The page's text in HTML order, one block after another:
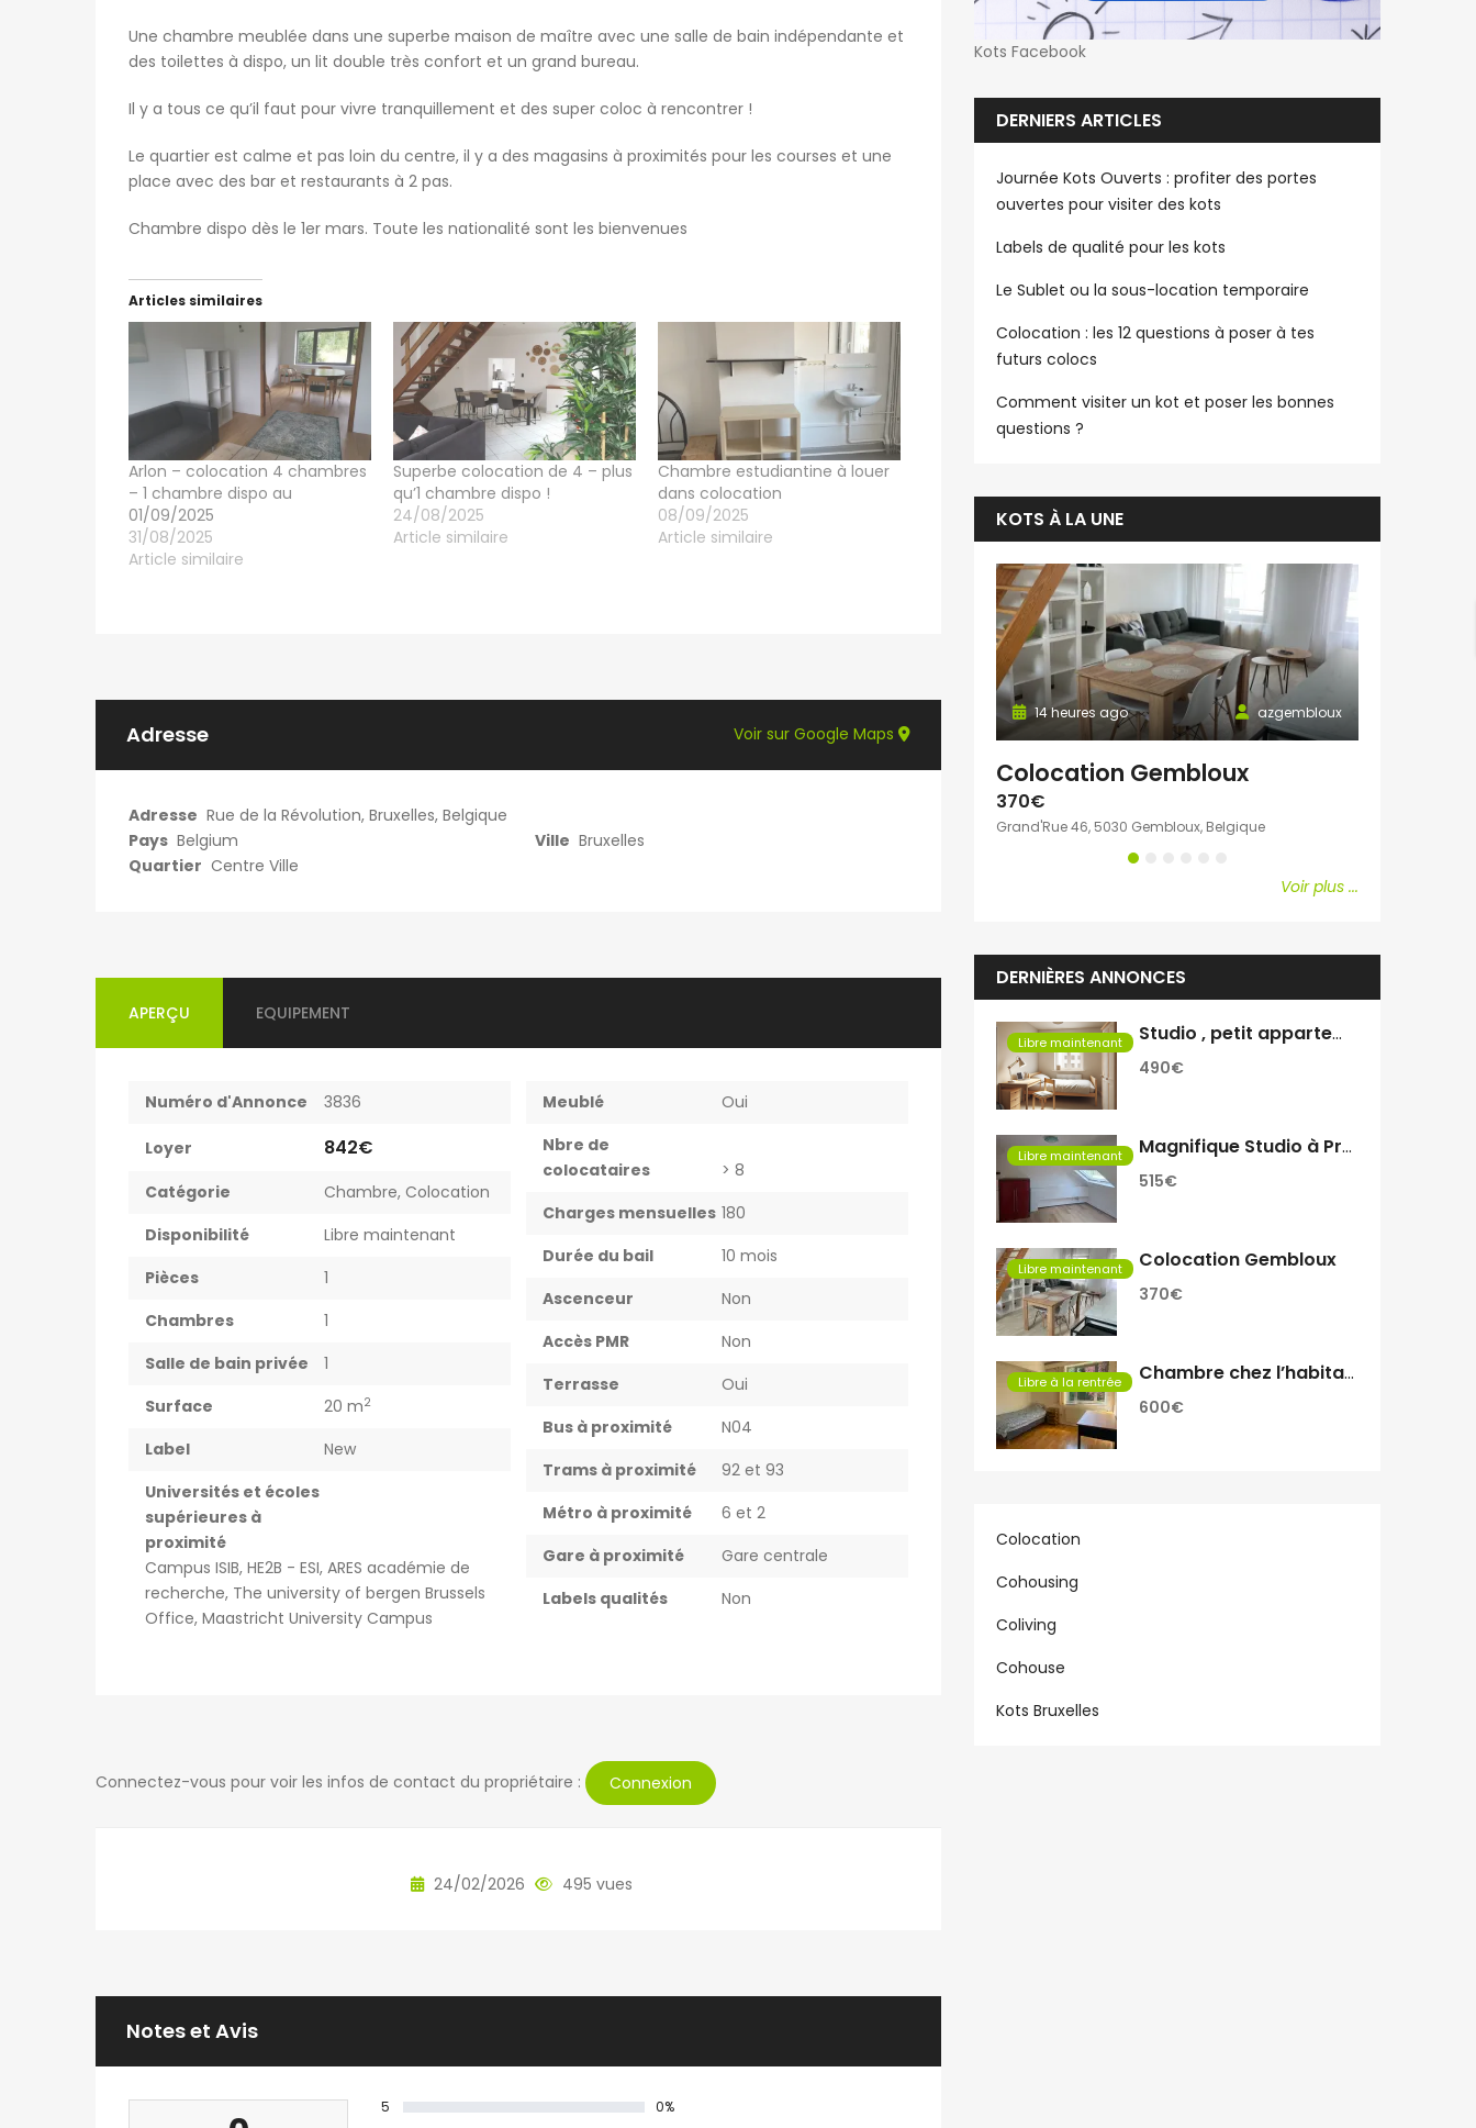
Une chambre meublée dans une superbe maison de maître avec une salle de bain indépendante et
des toilettes à dispo, un lit double très confort et un grand bureau.
Il y a tous ce qu’il faut pour vivre tranquillement et des super coloc à rencontrer !
Le quartier est calme et pas loin du centre, il y a des magasins à proximités pour les courses et une
place avec des bar et restaurants à 2 pas.
Chambre dispo dès le 1er mars. Toute les nationalité sont les bienvenues
Articles similaires
Arlon – colocation 4 chambres
– 1 chambre dispo au
01/09/2025
31/08/2025
Article similaire
Superbe colocation de 4 – plus
qu’1 chambre dispo !
24/08/2025
Article similaire
Chambre estudiantine à louer
dans colocation
08/09/2025
Article similaire
Adresse
Adresse Rue de la Révolution, Bruxelles, Belgique
Pays Belgium Ville Bruxelles
Quartier Centre Ville
Voir sur Google Maps
APERÇU EQUIPEMENT
Numéro d'Annonce 3836
Loyer 842€
Catégorie Chambre, Colocation
Disponibilité
Libre maintenant
Pièces
1
Chambres
1
Salle de bain privée
1
Surface
20 m2
Label
New
Universités et écoles
supérieures à
proximité
Campus ISIB, HE2B - ESI, ARES académie de
recherche, The university of bergen Brussels
Office, Maastricht University Campus
Meublé
Oui
Nbre de
colocataires
> 8
Charges mensuelles 180
Durée du bail
10 mois
Ascenceur
Non
Accès PMR
Non
Terrasse
Oui
Bus à proximité
N04
Trams à proximité
92 et 93
Métro à proximité
6 et 2
Gare à proximité
Gare centrale
Labels qualités
Non
Connectez-vous pour voir les infos de contact du propriétaire : Connexion
24/02/2026 495 vues
Notes et Avis
5
0%
Kots Facebook
DERNIERS ARTICLES
Journée Kots Ouverts : profiter des portes
ouvertes pour visiter des kots
Labels de qualité pour les kots
Le Sublet ou la sous-location temporaire
Colocation : les 12 questions à poser à tes
futurs colocs
Comment visiter un kot et poser les bonnes
questions ?
KOTS À LA UNE
Kot Meublé Montigny-sur-Sambre
302, 6061 Charleroi, Belgique
Chbre étudiant(e) en colocation dans appartement 2 chbre avec balcon – en face de HELMo Guillemins
Rue du Vieux Mayeur 1, 4000 Liège, Belgique
azgembloux
14 heures ago
Colocation Gembloux
370€
Grand'Rue 46, 5030 Gembloux, Belgique
Voir plus ...
DERNIÈRES ANNONCES
Libre maintenant Studio , petit appartement
490€
Libre maintenant Magnifique Studio à Proximité de Rive Gauche
515€
Libre maintenant Colocation Gembloux
370€
Libre à la rentrée Chambre chez l’habitant
600€
Colocation
Cohousing
Coliving
Cohouse
Kots Bruxelles